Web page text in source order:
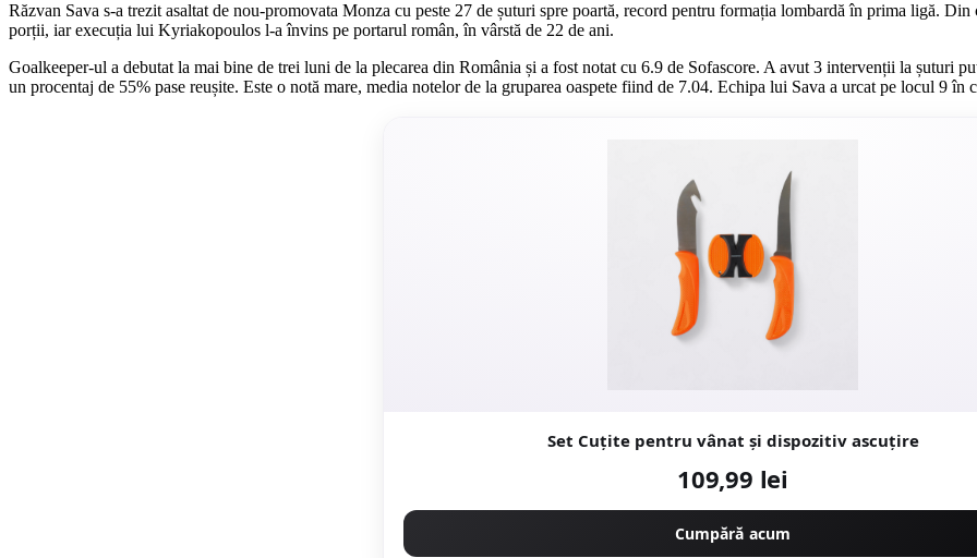
Răzvan Sava s-a trezit asaltat de nou-promovata Monza cu peste 27 de șuturi spre poartă, record pentru formația lombardă în prima ligă.
porții, iar execuția lui Kyriakopoulos l-a învins pe portarul român, în vârstă de 22 de ani.
Goalkeeper-ul a debutat la mai bine de trei luni de la plecarea din România și a fost notat cu 6.9 de Sofascore. A avut 3 intervenții la șuturi
un procentaj de 55% pase reușite. Este o notă mare, media notelor de la gruparea oaspete fiind de 7.04. Echipa lui Sava a urcat pe locul 9 în
Set Cuțite pentru vânat și dispozitiv ascuțire
109,99 lei
Cumpără acum